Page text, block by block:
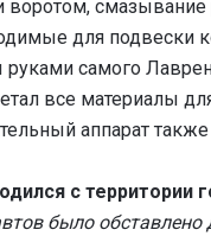
для подвески
самого
все материалы
аппарат
с
было